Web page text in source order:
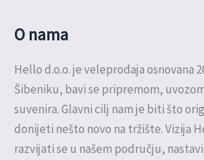
O nama
Hello d.o.o. je veleprodaja osnovana
Šibeniku, bavi se pripremom,
suvenira. Glavni cilj nam je biti što
donijeti nešto novo na tržište. Vizija
razvijati se u našem području,